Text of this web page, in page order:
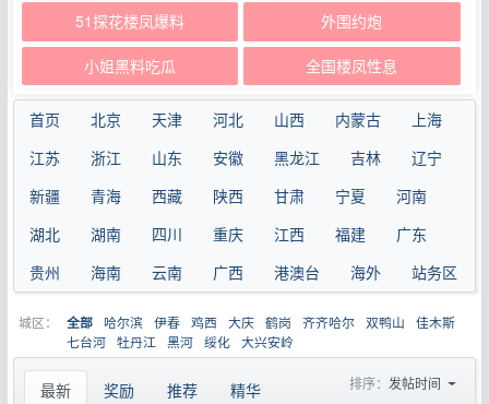
51探花楼凤爆料 外围约炮
小姐黑料吃瓜 全国楼凤性息
首页 北京 天津 河北 山西 内蒙古
上海
江苏
浙江 山东 安徽 黑龙江 吉林
辽宁
新疆
青海 西藏 陕西 甘肃 宁夏
河南
湖北
湖南 四川 重庆 江西 福建
广东
贵州
海南 云南 广西 港澳台 海外 站务区
城区： 全部 哈尔滨 伊春 鸡西 大庆 鹤岗 齐齐哈尔 双鸭山
佳木斯
七台河 牡丹江 黑河 绥化 大兴安岭
最新 奖励 推荐 精华 排序： 发帖时间